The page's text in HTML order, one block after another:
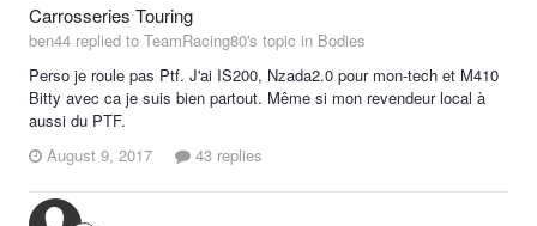
Carrosseries Touring
ben44 replied to TeamRacing80's topic in Bodies
Perso je roule pas Ptf. J'ai IS200, Nzada2.0 pour mon-tech et M410
Bitty avec ca je suis bien partout. Même si mon revendeur local à
aussi du PTF.
August 9, 2017
43 replies